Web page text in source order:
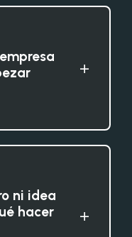
+
ni idea
hacer
+